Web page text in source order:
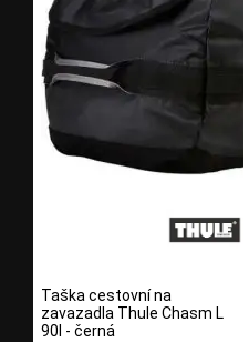
Taška cestovní na
zavazadla Thule Chasm L
90l - černá